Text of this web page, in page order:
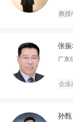
教授
张振
广东
企业
孙甄